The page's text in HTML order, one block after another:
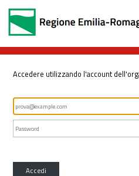
Accedere utilizzando l'account
Accedi